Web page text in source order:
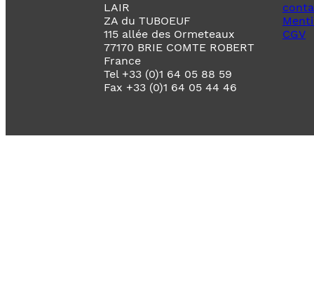
LAIR
ZA du TUBOEUF
115 allée des Ormeteaux
77170 BRIE COMTE ROBERT
France
Tel +33 (0)1 64 05 88 59
Fax +33 (0)1 64 05 44 46
CGV